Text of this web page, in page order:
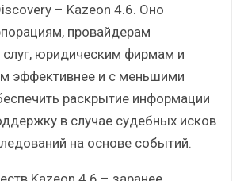
– Kazeon 4.6. Оно
провайдерам
юридическим фирмам и
эффективнее и с меньшими
раскрытие информации
в случае судебных исков
на основе событий.